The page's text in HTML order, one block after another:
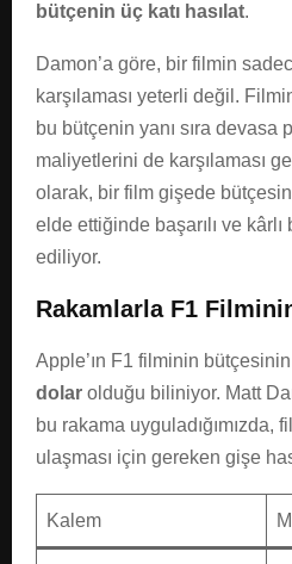
bütçenin üç katı hasılat.
Damon’a göre, bir filmin
karşılaması yeterli değil.
bu bütçenin yanı sıra devasa
maliyetlerini de karşılaması
olarak, bir film gişede
elde ettiğinde başarılı ve
ediliyor.
Rakamlarla F1
Apple’ın F1 filminin
dolar olduğu biliniyor. Matt
bu rakama uyguladığımızda,
ulaşması için gereken gişe
Kalem